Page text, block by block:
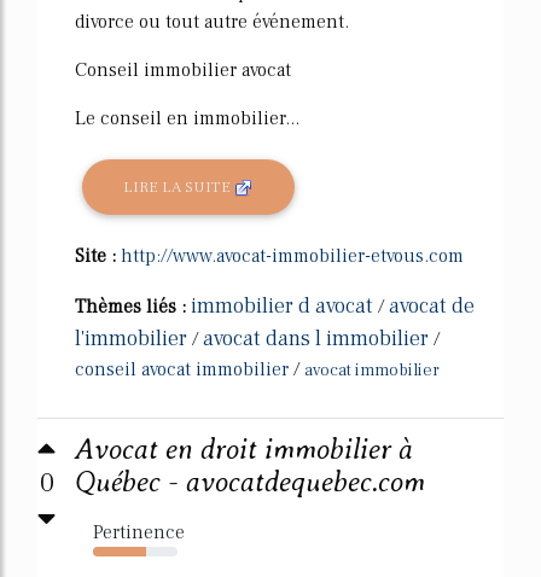
divorce ou tout autre événement.
Conseil immobilier avocat
Le conseil en immobilier...
LIRE LA SUITE
Site : http://www.avocat-immobilier-etvous.com
Thèmes liés : immobilier d avocat /avocat de
l'immobilier /avocat dans l immobilier /
conseil avocat immobilier / avocat immobilier
0
Avocat en droit immobilier à
Québec - avocatdequebec.com
Pertinence
63%